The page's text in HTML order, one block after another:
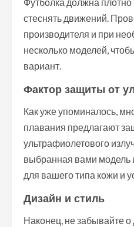
стеснять движений.
производителя и при
несколько моделей,
вариант.
Фактор защиты от
Как уже упоминалось,
плавания предлагают
ультрафиолетового
выбранная вами модель
для вашего типа кожи и
Дизайн и стиль
Наконец, не забывайте о